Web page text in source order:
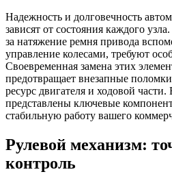
Надежность и долговечность
зависят от состояния каждого
за натяжение ремня привода
управление колесами, требуют
Своевременная замена этих
предотвращает внезапные
ресурс двигателя и ходовой части.
представлены ключевые
стабильную работу вашего
Рулевой механизм:
контроль